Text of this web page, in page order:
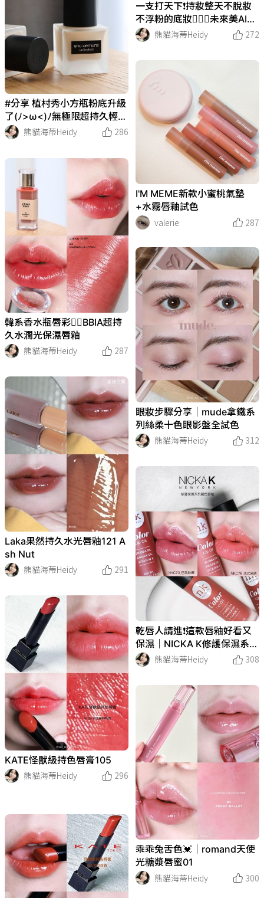
一支打天下❗️持妝整天不脫妝
不浮粉的底妝❤️‍🔥🌞未來美AI
發光霜熊貓海蒂Heidy 272
#分享 植村秀小方瓶粉底升級
了(ﾉ>ω<)ﾉ無極限超持久輕粉
底 小方瓶PLUS+
熊貓海蒂Heidy 286
I'M MEME新款小蜜桃氣墊
+水霧唇釉試色
valerie
287
韓系香水瓶唇彩❤️‍🔥BBIA超持
久水潤光保濕唇釉
熊貓海蒂Heidy
287
眼妝步驟分享｜mude拿鐵系
列絲柔十色眼影盤全試色
熊貓海蒂Heidy
312
Laka果然持久水光唇釉121 A
sh Nut
熊貓海蒂Heidy
291
乾唇人請進❗️這款唇釉好看又
保濕｜NICKA K修護保濕系列
顯色唇釉熊貓海蒂Heidy 308
KATE怪獸級持色唇膏105
熊貓海蒂Heidy
296
乖乖兔舌色💓｜romand天使
光糖漿唇蜜01
熊貓海蒂Heidy
300